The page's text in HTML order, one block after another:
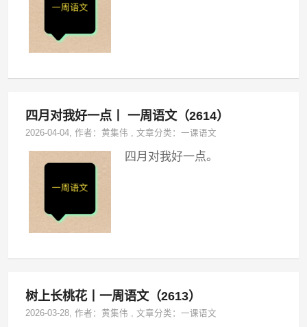
四月对我好一点丨 一周语文（2614）
2026-04-04, 作者：黄集伟 ,文章分类：一课语文
四月对我好一点。
树上长桃花丨一周语文（2613）
2026-03-28, 作者：黄集伟 ,文章分类：一课语文